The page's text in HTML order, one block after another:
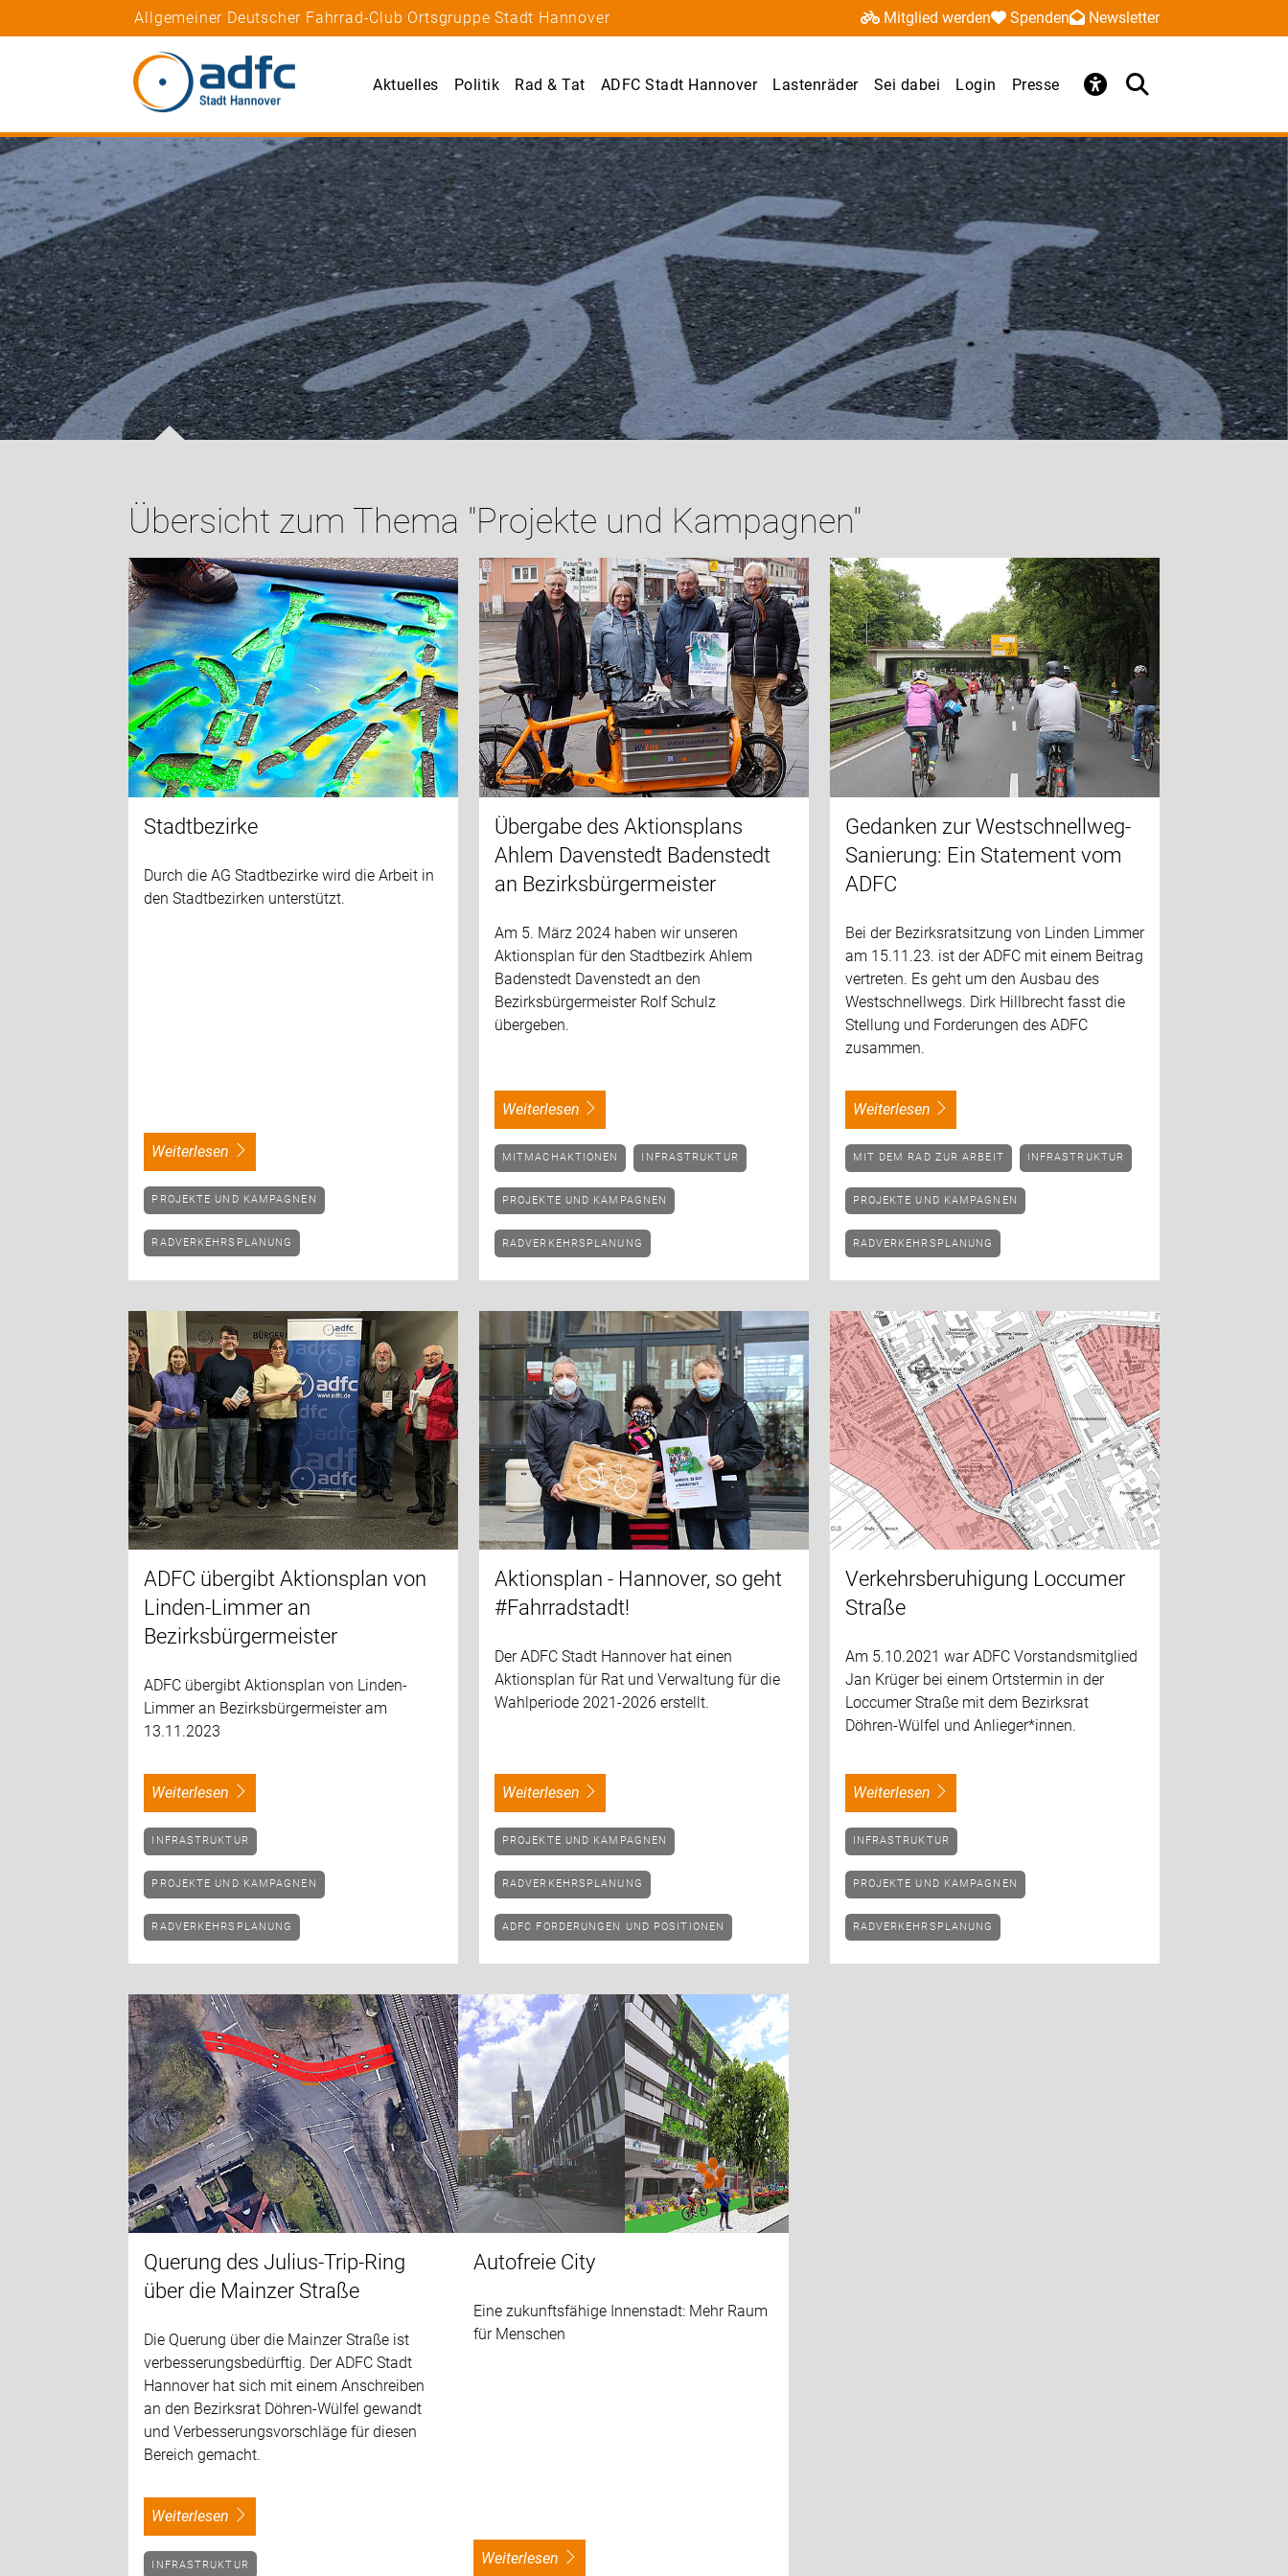
Allgemeiner Deutscher Fahrrad-Club Ortsgruppe Stadt Hannover Mitglied werden Spenden Newsletter
Aktuelles Politik Rad & Tat ADFC Stadt Hannover Lastenräder Sei dabei Login Presse
Übersicht zum Thema "Projekte und Kampagnen"
Stadtbezirke
Durch die AG Stadtbezirke wird die Arbeit in
den Stadtbezirken unterstützt.
weiterlesen
PROJEKTE UND KAMPAGNEN
RADVERKEHRSPLANUNG
Übergabe des Aktionsplans
Ahlem Davenstedt Badenstedt
an Bezirksbürgermeister
Am 5. März 2024 haben wir unseren
Aktionsplan für den Stadtbezirk Ahlem
Badenstedt Davenstedt an den
Bezirksbürgermeister Rolf Schulz
übergeben.
weiterlesen
MITMACHAKTIONEN INFRASTRUKTUR
PROJEKTE UND KAMPAGNEN
RADVERKEHRSPLANUNG
Gedanken zur Westschnellweg-
Sanierung: Ein Statement vom
ADFC
Bei der Bezirksratsitzung von Linden Limmer
am 15.11.23. ist der ADFC mit einem Beitrag
vertreten. Es geht um den Ausbau des
Westschnellwegs. Dirk Hillbrecht fasst die
Stellung und Forderungen des ADFC
zusammen.
weiterlesen
MIT DEM RAD ZUR ARBEIT INFRASTRUKTUR
PROJEKTE UND KAMPAGNEN
RADVERKEHRSPLANUNG
ADFC übergibt Aktionsplan von
Linden-Limmer an
Bezirksbürgermeister
ADFC übergibt Aktionsplan von Linden-
Limmer an Bezirksbürgermeister am
13.11.2023
weiterlesen
INFRASTRUKTUR
PROJEKTE UND KAMPAGNEN
RADVERKEHRSPLANUNG
Aktionsplan - Hannover, so geht
#Fahrradstadt!
Der ADFC Stadt Hannover hat einen
Aktionsplan für Rat und Verwaltung für die
Wahlperiode 2021-2026 erstellt.
weiterlesen
PROJEKTE UND KAMPAGNEN
RADVERKEHRSPLANUNG
ADFC FORDERUNGEN UND POSITIONEN
Verkehrsberuhigung Loccumer
Straße
Am 5.10.2021 war ADFC Vorstandsmitglied
Jan Krüger bei einem Ortstermin in der
Loccumer Straße mit dem Bezirksrat
Döhren-Wülfel und Anlieger*innen.
weiterlesen
INFRASTRUKTUR
PROJEKTE UND KAMPAGNEN
RADVERKEHRSPLANUNG
Querung des Julius-Trip-Ring
über die Mainzer Straße
Die Querung über die Mainzer Straße ist
verbesserungsbedürftig. Der ADFC Stadt
Hannover hat sich mit einem Anschreiben
an den Bezirksrat Döhren-Wülfel gewandt
und Verbesserungsvorschläge für diesen
Bereich gemacht.
weiterlesen
INFRASTRUKTUR
Autofreie City
Eine zukunftsfähige Innenstadt: Mehr Raum
für Menschen
weiterlesen